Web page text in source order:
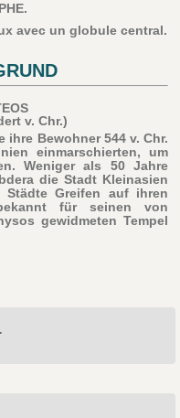
avec un globule central.
v. Chr.)
ihre Bewohner 544 v. Chr.
einmarschierten, um
Weniger als 50 Jahre
die Stadt Kleinasien
Greifen auf ihren
für seinen von
gewidmeten Tempel